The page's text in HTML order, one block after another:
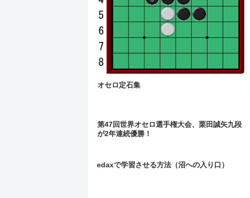
オセロ定石集
第47回世界オセロ選手権大会、栗田誠矢九段
が2年連続優勝！
edaxで学習させる方法（沼への入り口）